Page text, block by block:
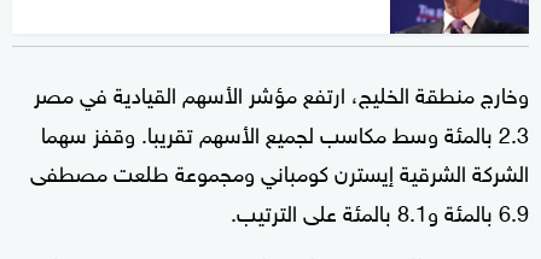
وخارج منطقة الخليج، ارتفع مؤشر الأسهم القيادية في مصر
2.3 بالمئة وسط مكاسب لجميع الأسهم تقريبا. وقفز سهما
الشركة الشرقية إيسترن كومباني ومجموعة طلعت مصطفى
6.9 بالمئة و8.1 بالمئة على الترتيب.